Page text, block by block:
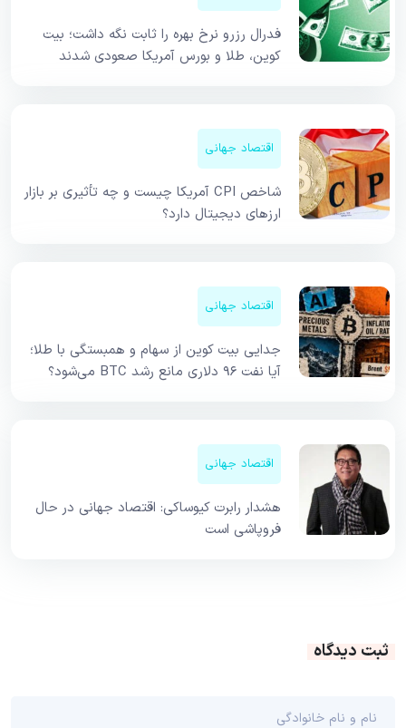
فدرال رزرو نرخ بهره را ثابت نگه داشت؛ بیت
کوین، طلا و بورس آمریکا صعودی شدند
اقتصاد جهانی
شاخص CPI آمریکا چیست و چه تأثیری بر بازار
ارزهای دیجیتال دارد؟
اقتصاد جهانی
جدایی بیت کوین از سهام و همبستگی با طلا؛
آیا نفت ۹۶ دلاری مانع رشد BTC می‌شود؟
اقتصاد جهانی
هشدار رابرت کیوساکی: اقتصاد جهانی در حال
فروپاشی است
ثبت دیدگاه